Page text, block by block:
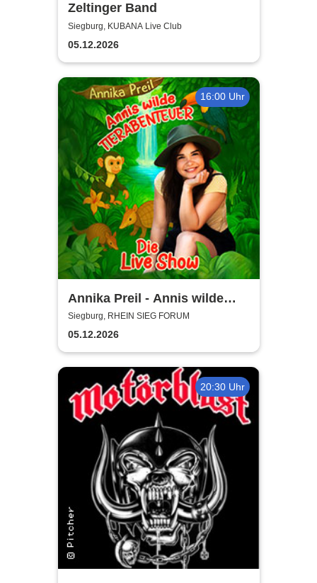
Zeltinger Band
Siegburg, KUBANA Live Club
05.12.2026
16:00 Uhr
Annika Preil - Annis wilde
Tierabenteuer
Siegburg, RHEIN SIEG FORUM
05.12.2026
20:30 Uhr